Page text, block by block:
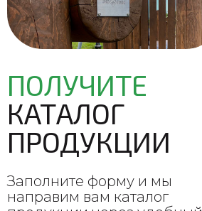
Заполните форму и мы
направим вам каталог
ПОЛУЧИТЕ
КАТАЛОГ
ПРОДУКЦИИ